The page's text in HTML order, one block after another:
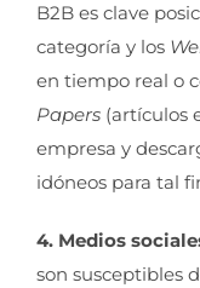
B2B es clave
categoría y los
en tiempo real o
Papers (artículos
empresa y
idóneos para tal
4. Medios
son susceptibles